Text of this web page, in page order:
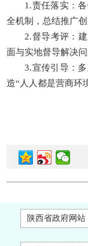
1.责任落实：
全机制，总结推广
2.督导考评：
面与实地督导解决
3.宣传引导：
造“人人都是营商环
陕西省政府网站